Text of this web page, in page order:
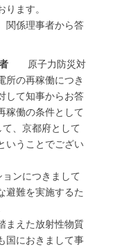
ます。
関係理事者から答
原子力防災対
所の再稼働につき
して知事からお答
稼働の条件として
、京都府として
いうことでござい
ンにつきまして
避難を実施するた
まえた放射性物質
国におきまして事